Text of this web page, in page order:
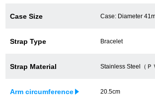
75%以上保証！中古商品高価買戻し
Case Size Case: Diameter
Strap Type Bracelet
Strap Material Stainless Steel（Ｐ
Arm circumference 20.5cm